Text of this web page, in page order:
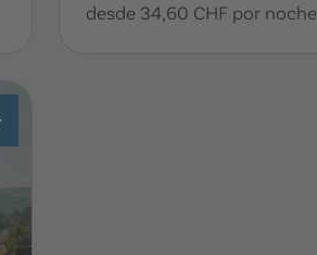
desde 34,60 CHF por noche